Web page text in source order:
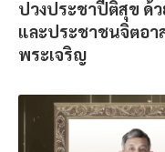
ปวงประชาปีติสุข ด้
และประชาชนจิตอา
พระเจริญ